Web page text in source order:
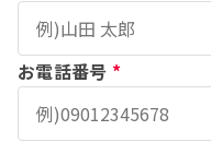
お電話番号 *